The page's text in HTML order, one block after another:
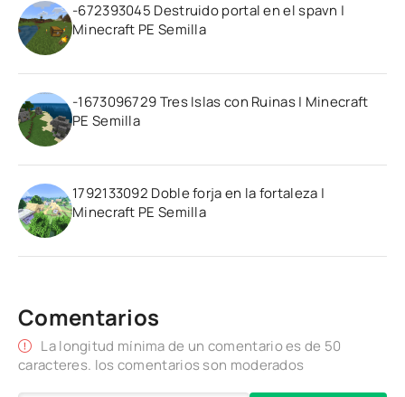
-672393045 Destruido portal en el spavn |
Minecraft PE Semilla
-1673096729 Tres Islas con Ruinas | Minecraft
PE Semilla
1792133092 Doble forja en la fortaleza |
Minecraft PE Semilla
Comentarios
La longitud mínima de un comentario es de 50
caracteres. los comentarios son moderados